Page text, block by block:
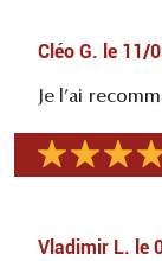
Cléo G. le 11/
Je l’ai
Vladimir L. le